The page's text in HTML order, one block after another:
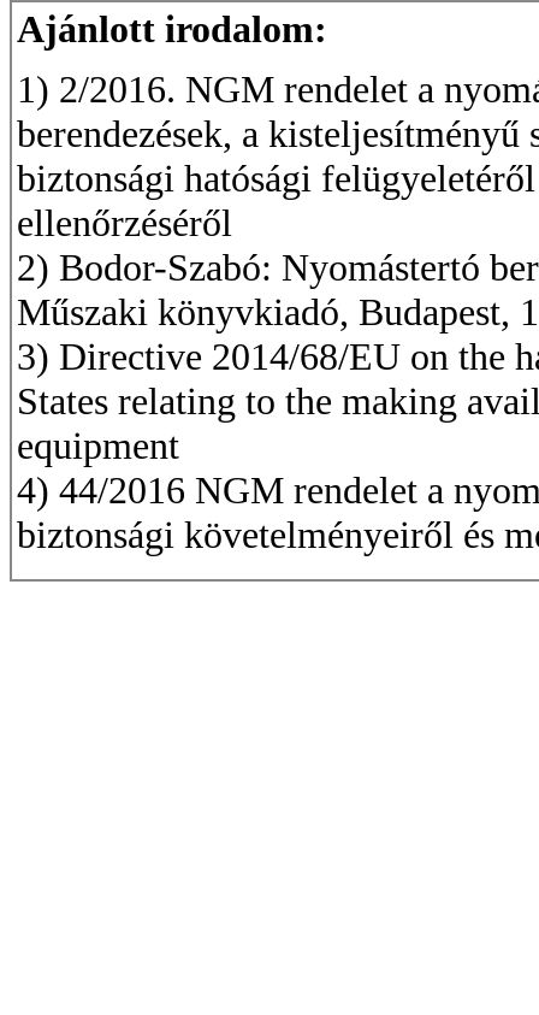
Ajánlott irodalom:
1) 2/2016. NGM rendelet a
berendezések, a
biztonsági hatósági
ellenőrzéséről
2) Bodor-Szabó: Nyomástertó
Műszaki könyvkiadó, Budapest,
3) Directive 2014/68/EU on the
States relating to the making
equipment
4) 44/2016 NGM rendelet a
biztonsági követelményeiről és